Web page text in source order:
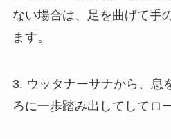
ない場合は、足を曲げて手
ます。
3. ウッタナーサナから、息
ろに一歩踏み出してしてロ